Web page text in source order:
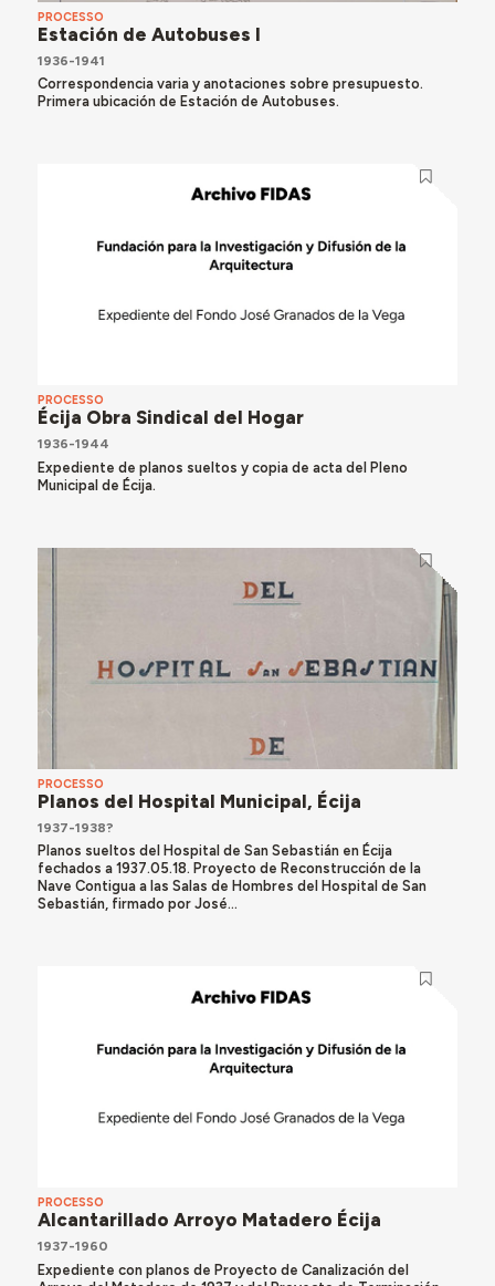
PROCESSO
Estación de Autobuses I
1936-1941
Correspondencia varia y anotaciones sobre presupuesto.
Primera ubicación de Estación de Autobuses.
PROCESSO
Écija Obra Sindical del Hogar
1936-1944
Expediente de planos sueltos y copia de acta del Pleno
Municipal de Écija.
PROCESSO
Planos del Hospital Municipal, Écija
1937-1938?
Planos sueltos del Hospital de San Sebastián en Écija
fechados a 1937.05.18. Proyecto de Reconstrucción de la
Nave Contigua a las Salas de Hombres del Hospital de San
Sebastián, firmado por José...
PROCESSO
Alcantarillado Arroyo Matadero Écija
1937-1960
Expediente con planos de Proyecto de Canalización del